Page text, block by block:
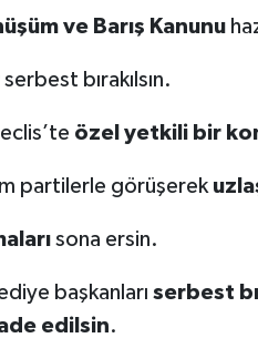
ve Barış Kanunu
serbest bırakılsın.
özel yetkili bir
partilerle görüşerek
sona ersin.
başkanları serbest
edilsin.